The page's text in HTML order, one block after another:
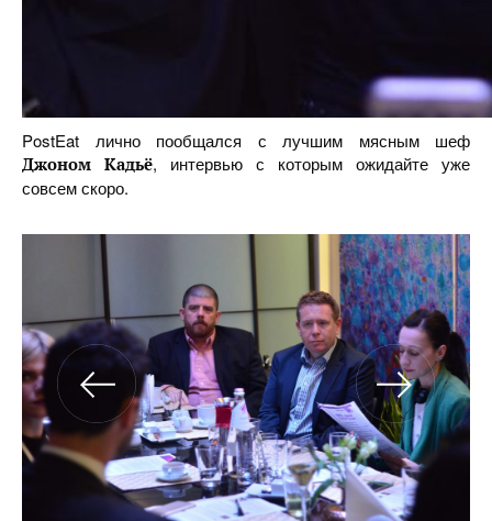
PostEat лично пообщался с лучшим мясным шеф
Джоном Кадьё, интервью с которым ожидайте уже
совсем скоро.